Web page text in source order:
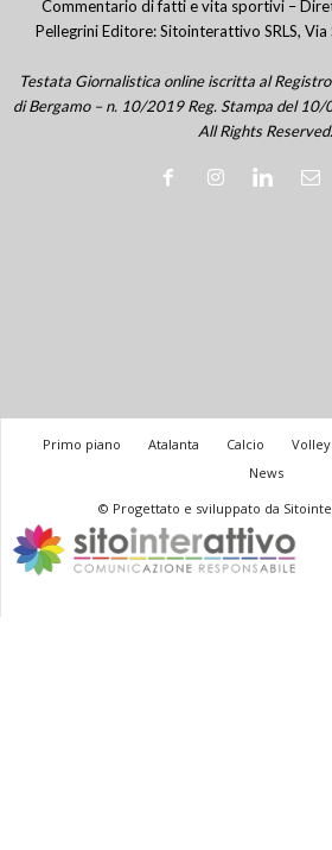
Commentario di fatti e vita sportivi –
Pellegrini Editore: Sitointerattivo SRLS,
Testata Giornalistica online iscritta al
di Bergamo – n. 10/2019 Reg. Stampa del
All Rights Reserved.
Primo piano Atalanta Calcio Volley
News
© Progettato e sviluppato da